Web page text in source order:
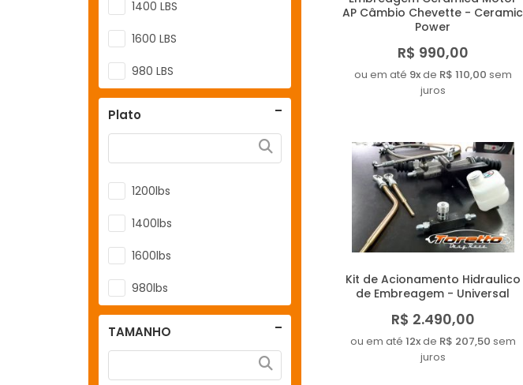
1400 LBS
1600 LBS
980 LBS
ESTRIA FINA
ESTRIA GROSSA
Plato
1200lbs
1400lbs
1600lbs
980lbs
TAMANHO
AP Câmbio Chevette - Ceramic
Power
R$ 990,00
ou em até 9xde R$ 110,00 sem
juros
Kit de Acionamento Hidraulico
de Embreagem - Universal
R$ 2.490,00
ou em até 12xde R$ 207,50 sem
juros